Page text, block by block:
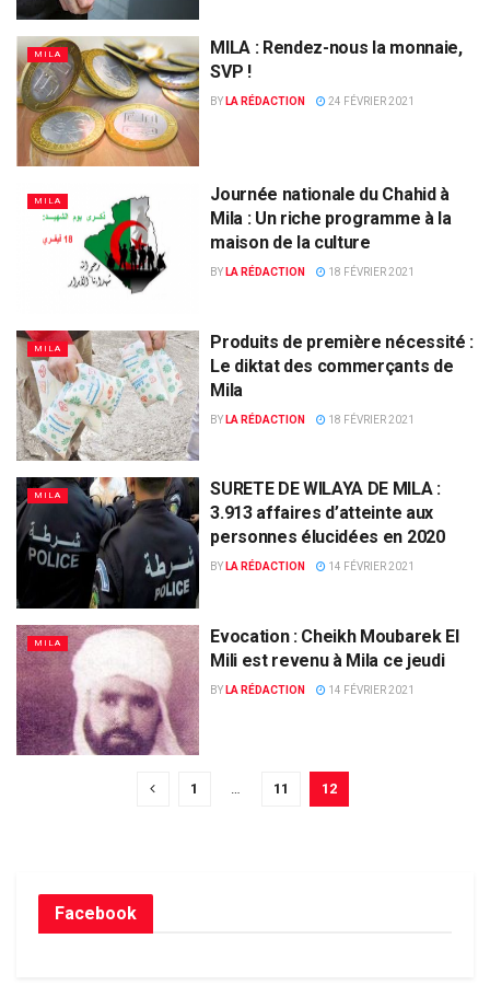
MILA
MILA : Rendez-nous la monnaie,
SVP !
BY LA RÉDACTION 24 FÉVRIER 2021
MILA
Journée nationale du Chahid à
Mila : Un riche programme à la
maison de la culture
BY LA RÉDACTION 18 FÉVRIER 2021
MILA
Produits de première nécessité :
Le diktat des commerçants de
Mila
BY LA RÉDACTION 18 FÉVRIER 2021
MILA
SURETE DE WILAYA DE MILA :
3.913 affaires d’atteinte aux
personnes élucidées en 2020
BY LA RÉDACTION 14 FÉVRIER 2021
MILA
Evocation : Cheikh Moubarek El
Mili est revenu à Mila ce jeudi
BY LA RÉDACTION 14 FÉVRIER 2021
1 … 11 12
Facebook